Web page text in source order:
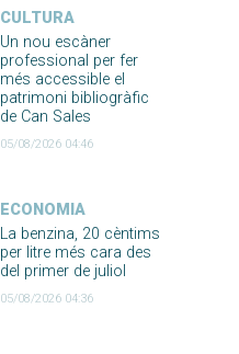
CULTURA
Un nou escàner
professional per fer
més accessible el
patrimoni bibliogràfic
de Can Sales
05/08/2026 04:46
ECONOMIA
La benzina, 20 cèntims
per litre més cara des
del primer de juliol
05/08/2026 04:36